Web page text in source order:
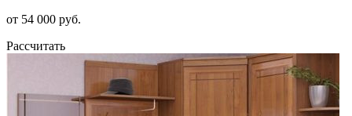
от 54 000 руб.
Рассчитать